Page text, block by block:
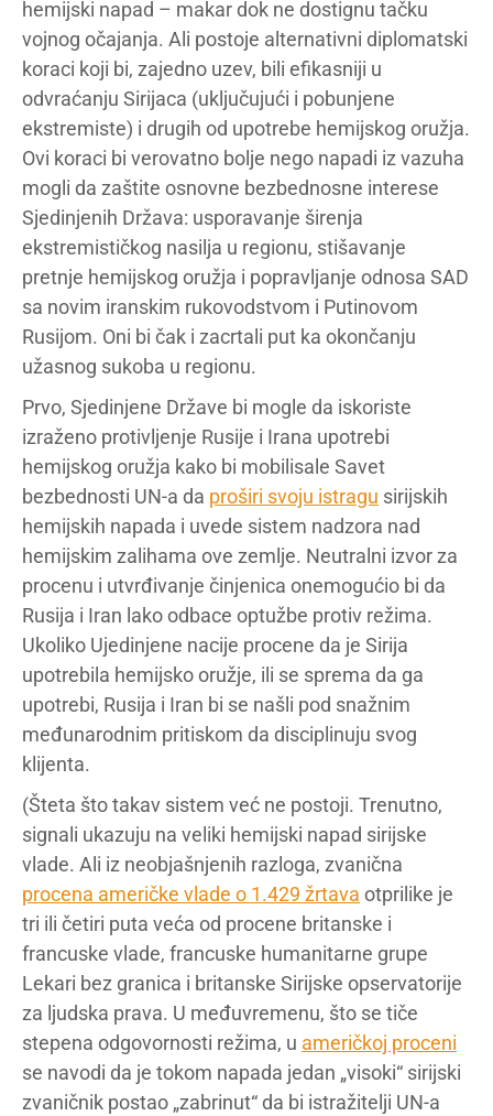
hemijski napad – makar dok ne dostignu tačku
vojnog očajanja. Ali postoje alternativni diplomatski
koraci koji bi, zajedno uzev, bili efikasniji u
odvraćanju Sirijaca (uključujući i pobunjene
ekstremiste) i drugih od upotrebe hemijskog oružja.
Ovi koraci bi verovatno bolje nego napadi iz vazuha
mogli da zaštite osnovne bezbednosne interese
Sjedinjenih Država: usporavanje širenja
ekstremističkog nasilja u regionu, stišavanje
pretnje hemijskog oružja i popravljanje odnosa SAD
sa novim iranskim rukovodstvom i Putinovom
Rusijom. Oni bi čak i zacrtali put ka okončanju
užasnog sukoba u regionu.
Prvo, Sjedinjene Države bi mogle da iskoriste
izraženo protivljenje Rusije i Irana upotrebi
hemijskog oružja kako bi mobilisale Savet
bezbednosti UN-a da proširi svoju istragu sirijskih
hemijskih napada i uvede sistem nadzora nad
hemijskim zalihama ove zemlje. Neutralni izvor za
procenu i utvrđivanje činjenica onemogućio bi da
Rusija i Iran lako odbace optužbe protiv režima.
Ukoliko Ujedinjene nacije procene da je Sirija
upotrebila hemijsko oružje, ili se sprema da ga
upotrebi, Rusija i Iran bi se našli pod snažnim
međunarodnim pritiskom da disciplinuju svog
klijenta.
(Šteta što takav sistem već ne postoji. Trenutno,
signali ukazuju na veliki hemijski napad sirijske
vlade. Ali iz neobjašnjenih razloga, zvanična
procena američke vlade o 1.429 žrtava otprilike je
tri ili četiri puta veća od procene britanske i
francuske vlade, francuske humanitarne grupe
Lekari bez granica i britanske Sirijske opservatorije
za ljudska prava. U međuvremenu, što se tiče
stepena odgovornosti režima, u američkoj proceni
se navodi da je tokom napada jedan „visoki“ sirijski
zvaničnik postao „zabrinut“ da bi istražitelji UN-a